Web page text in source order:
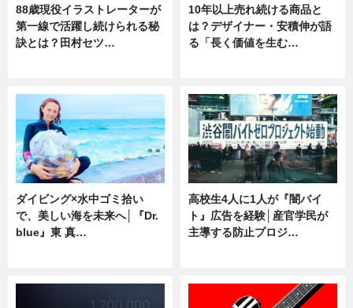
88歳現役イラストレーターが
第一線で活躍し続けられる秘
訣とは？田村セツ…
10年以上売れ続ける商品と
は？デザイナー・安積伸が語
る「長く価値を生む…
ダイビング×水中ゴミ拾い
で、美しい海を未来へ│『Dr.
blue』東 真…
高校生4人に1人が『闇バイ
ト』広告を経験│産官学民が
主導する防止プロジ…